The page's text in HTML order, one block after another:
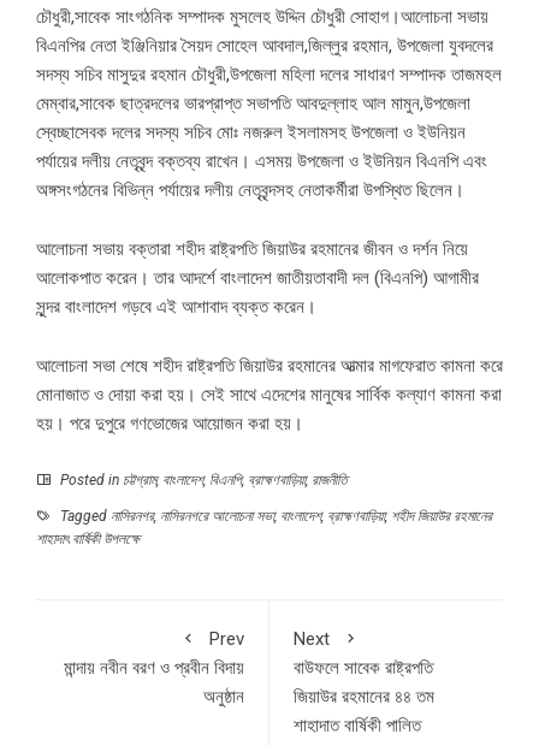
চৌধুরী,সাবেক সাংগঠনিক সম্পাদক মুসলেহ উদ্দিন চৌধুরী সোহাগ।আলোচনা সভায়
বিএনপির নেতা ইঞ্জিনিয়ার সৈয়দ সোহেল আবদাল,জিল্লুর রহমান, উপজেলা যুবদলের
সদস্য সচিব মাসুদুর রহমান চৌধুরী,উপজেলা মহিলা দলের সাধারণ সম্পাদক তাজমহল
মেম্বার,সাবেক ছাত্রদলের ভারপ্রাপ্ত সভাপতি আবদুল্লাহ আল মামুন,উপজেলা
স্বেচ্ছাসেবক দলের সদস্য সচিব মোঃ নজরুল ইসলামসহ উপজেলা ও ইউনিয়ন
পর্যায়ের দলীয় নেতৃবৃন্দ বক্তব্য রাখেন। এসময় উপজেলা ও ইউনিয়ন বিএনপি এবং
অঙ্গসংগঠনের বিভিন্ন পর্যায়ের দলীয় নেতৃবৃন্দসহ নেতাকর্মীরা উপস্থিত ছিলেন।
আলোচনা সভায় বক্তারা শহীদ রাষ্ট্রপতি জিয়াউর রহমানের জীবন ও দর্শন নিয়ে
আলোকপাত করেন। তার আদর্শে বাংলাদেশ জাতীয়তাবাদী দল (বিএনপি) আগামীর
সুন্দর বাংলাদেশ গড়বে এই আশাবাদ ব্যক্ত করেন।
আলোচনা সভা শেষে শহীদ রাষ্ট্রপতি জিয়াউর রহমানের আত্মার মাগফেরাত কামনা করে
মোনাজাত ও দোয়া করা হয়। সেই সাথে এদেশের মানুষের সার্বিক কল্যাণ কামনা করা
হয়। পরে দুপুরে গণভোজের আয়োজন করা হয়।
Posted in চট্টগ্রাম, বাংলাদেশ, বিএনপি, ব্রাহ্মণবাড়িয়া, রাজনীতি
Tagged নাসিরনগর, নাসিরনগরে আলোচনা সভা, বাংলাদেশ, ব্রাহ্মণবাড়িয়া, শহীদ জিয়াউর রহমানের
শাহাদাৎ বার্ষিকী উপলক্ষে
Prev
মান্দায় নবীন বরণ ও প্রবীন বিদায়
অনুষ্ঠান
Next
বাউফলে সাবেক রাষ্ট্রপতি
জিয়াউর রহমানের ৪৪ তম
শাহাদাত বার্ষিকী পালিত